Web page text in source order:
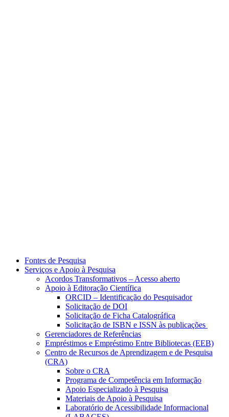
Fontes de Pesquisa
Serviços e Apoio à Pesquisa
Acordos Transformativos – Acesso aberto
Apoio à Editoração Científica
ORCID – Identificação do Pesquisador
Solicitação de DOI
Solicitação de Ficha Catalográfica
Solicitação de ISBN e ISSN às publicações
Gerenciadores de Referências
Empréstimos e Empréstimo Entre Bibliotecas (EEB)
Centro de Recursos de Aprendizagem e de Pesquisa
(CRA)
Sobre o CRA
Programa de Competência em Informação
Apoio Especializado à Pesquisa
Materiais de Apoio à Pesquisa
Laboratório de Acessibilidade Informacional